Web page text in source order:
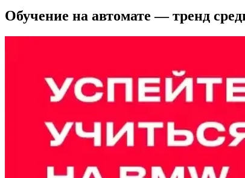
Обучение на автомате — тренд